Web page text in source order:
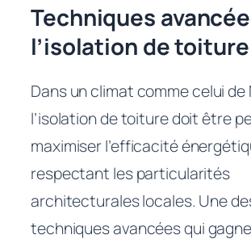
Techniques
l’isolation de
Dans un climat comme celui de
l’isolation de toiture doit être
maximiser l’efficacité
respectant les particularités
architecturales locales. Une
techniques avancées qui